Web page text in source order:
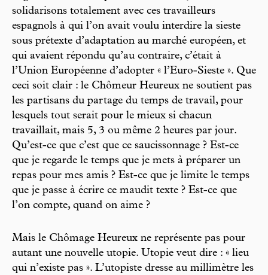
solidarisons totalement avec ces travailleurs
espagnols à qui l’on avait voulu interdire la sieste
sous prétexte d’adaptation au marché européen, et
qui avaient répondu qu’au contraire, c’était à
l’Union Européenne d’adopter « l’Euro-Sieste ». Que
ceci soit clair : le Chômeur Heureux ne soutient pas
les partisans du partage du temps de travail, pour
lesquels tout serait pour le mieux si chacun
travaillait, mais 5, 3 ou même 2 heures par jour.
Qu’est-ce que c’est que ce saucissonnage ? Est-ce
que je regarde le temps que je mets à préparer un
repas pour mes amis ? Est-ce que je limite le temps
que je passe à écrire ce maudit texte ? Est-ce que
l’on compte, quand on aime ?
Mais le Chômage Heureux ne représente pas pour
autant une nouvelle utopie. Utopie veut dire : « lieu
qui n’existe pas ». L’utopiste dresse au millimètre les